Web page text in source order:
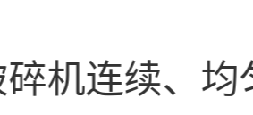
机连续、